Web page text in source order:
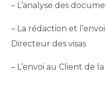
– L’analyse des
– La rédaction et
Directeur des visas
– L’envoi au Client de